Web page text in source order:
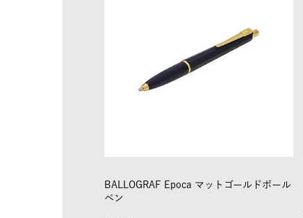
BALLOGRAF Epoca マットゴールドボール
ペン